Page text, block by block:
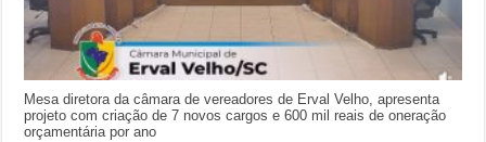
Mesa diretora da câmara de vereadores de Erval Velho, apresenta
projeto com criação de 7 novos cargos e 600 mil reais de oneração
orçamentária por ano